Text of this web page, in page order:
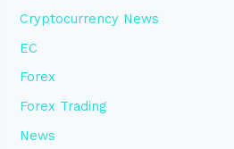
Cryptocurrency News
EC
Forex
Forex Trading
News